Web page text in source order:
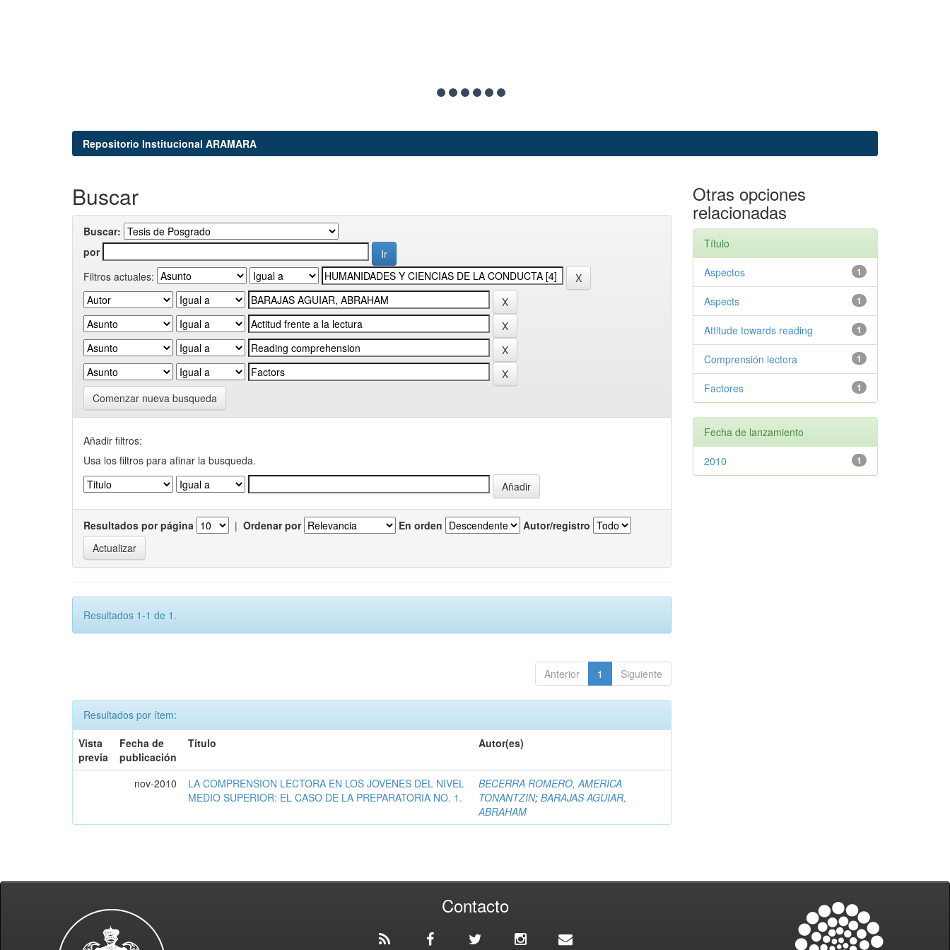
Repositorio Institucional ARAMARA
Buscar
Buscar:
por
Filtros actuales:
Comenzar nueva busqueda
Añadir filtros:
Usa los filtros para afinar la busqueda.
Resultados por página | Ordenar por En orden Autor/registro
Resultados 1-1 de 1.
Anterior 1 Siguiente
Resultados por ítem:
Vista
previa
Fecha de
publicación
Título Autor(es)
nov-2010
LA COMPRENSION LECTORA EN LOS JOVENES DEL NIVEL
MEDIO SUPERIOR: EL CASO DE LA PREPARATORIA NO. 1.
BECERRA ROMERO, AMERICA
TONANTZIN;BARAJAS AGUIAR,
ABRAHAM
Otras opciones
relacionadas
Título
1
Aspectos
1
Aspects
1
Attitude towards reading
1
Comprensión lectora
1
Factores
Fecha de lanzamiento
1
2010
Contacto